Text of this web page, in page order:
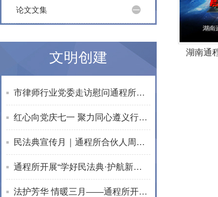
论文文集
文明创建
市律师行业党委走访慰问通程所老党员文星民律师
红心向党庆七一 聚力同心遵义行——湖南通程律师事务所党总支赴遵义开展红色教育活动
民法典宣传月｜通程所合伙人周波开展普法宣讲活动
通程所开展“学好民法典·护航新生活”普法进社区活动
法护芳华 情暖三月——通程所开展2026年“三八维权周”普法宣传活动纪实
湖南通